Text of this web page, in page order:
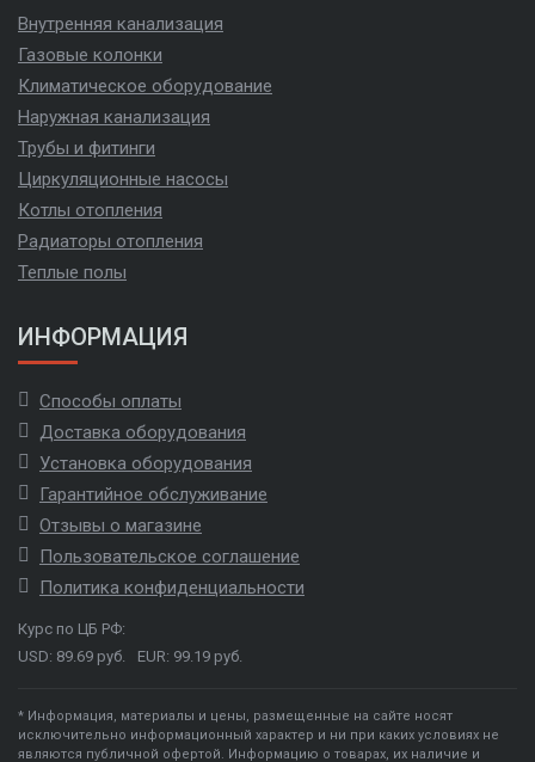
Внутренняя канализация
Газовые колонки
Климатическое оборудование
Наружная канализация
Трубы и фитинги
Циркуляционные насосы
Котлы отопления
Радиаторы отопления
Теплые полы
ИНФОРМАЦИЯ
Способы оплаты
Доставка оборудования
Установка оборудования
Гарантийное обслуживание
Отзывы о магазине
Пользовательское соглашение
Политика конфиденциальности
Курс по ЦБ РФ:
USD: 89.69 руб.
EUR: 99.19 руб.
* Информация, материалы и цены, размещенные на сайте носят
исключительно информационный характер и ни при каких условиях не
являются публичной офертой. Информацию о товарах, их наличие и